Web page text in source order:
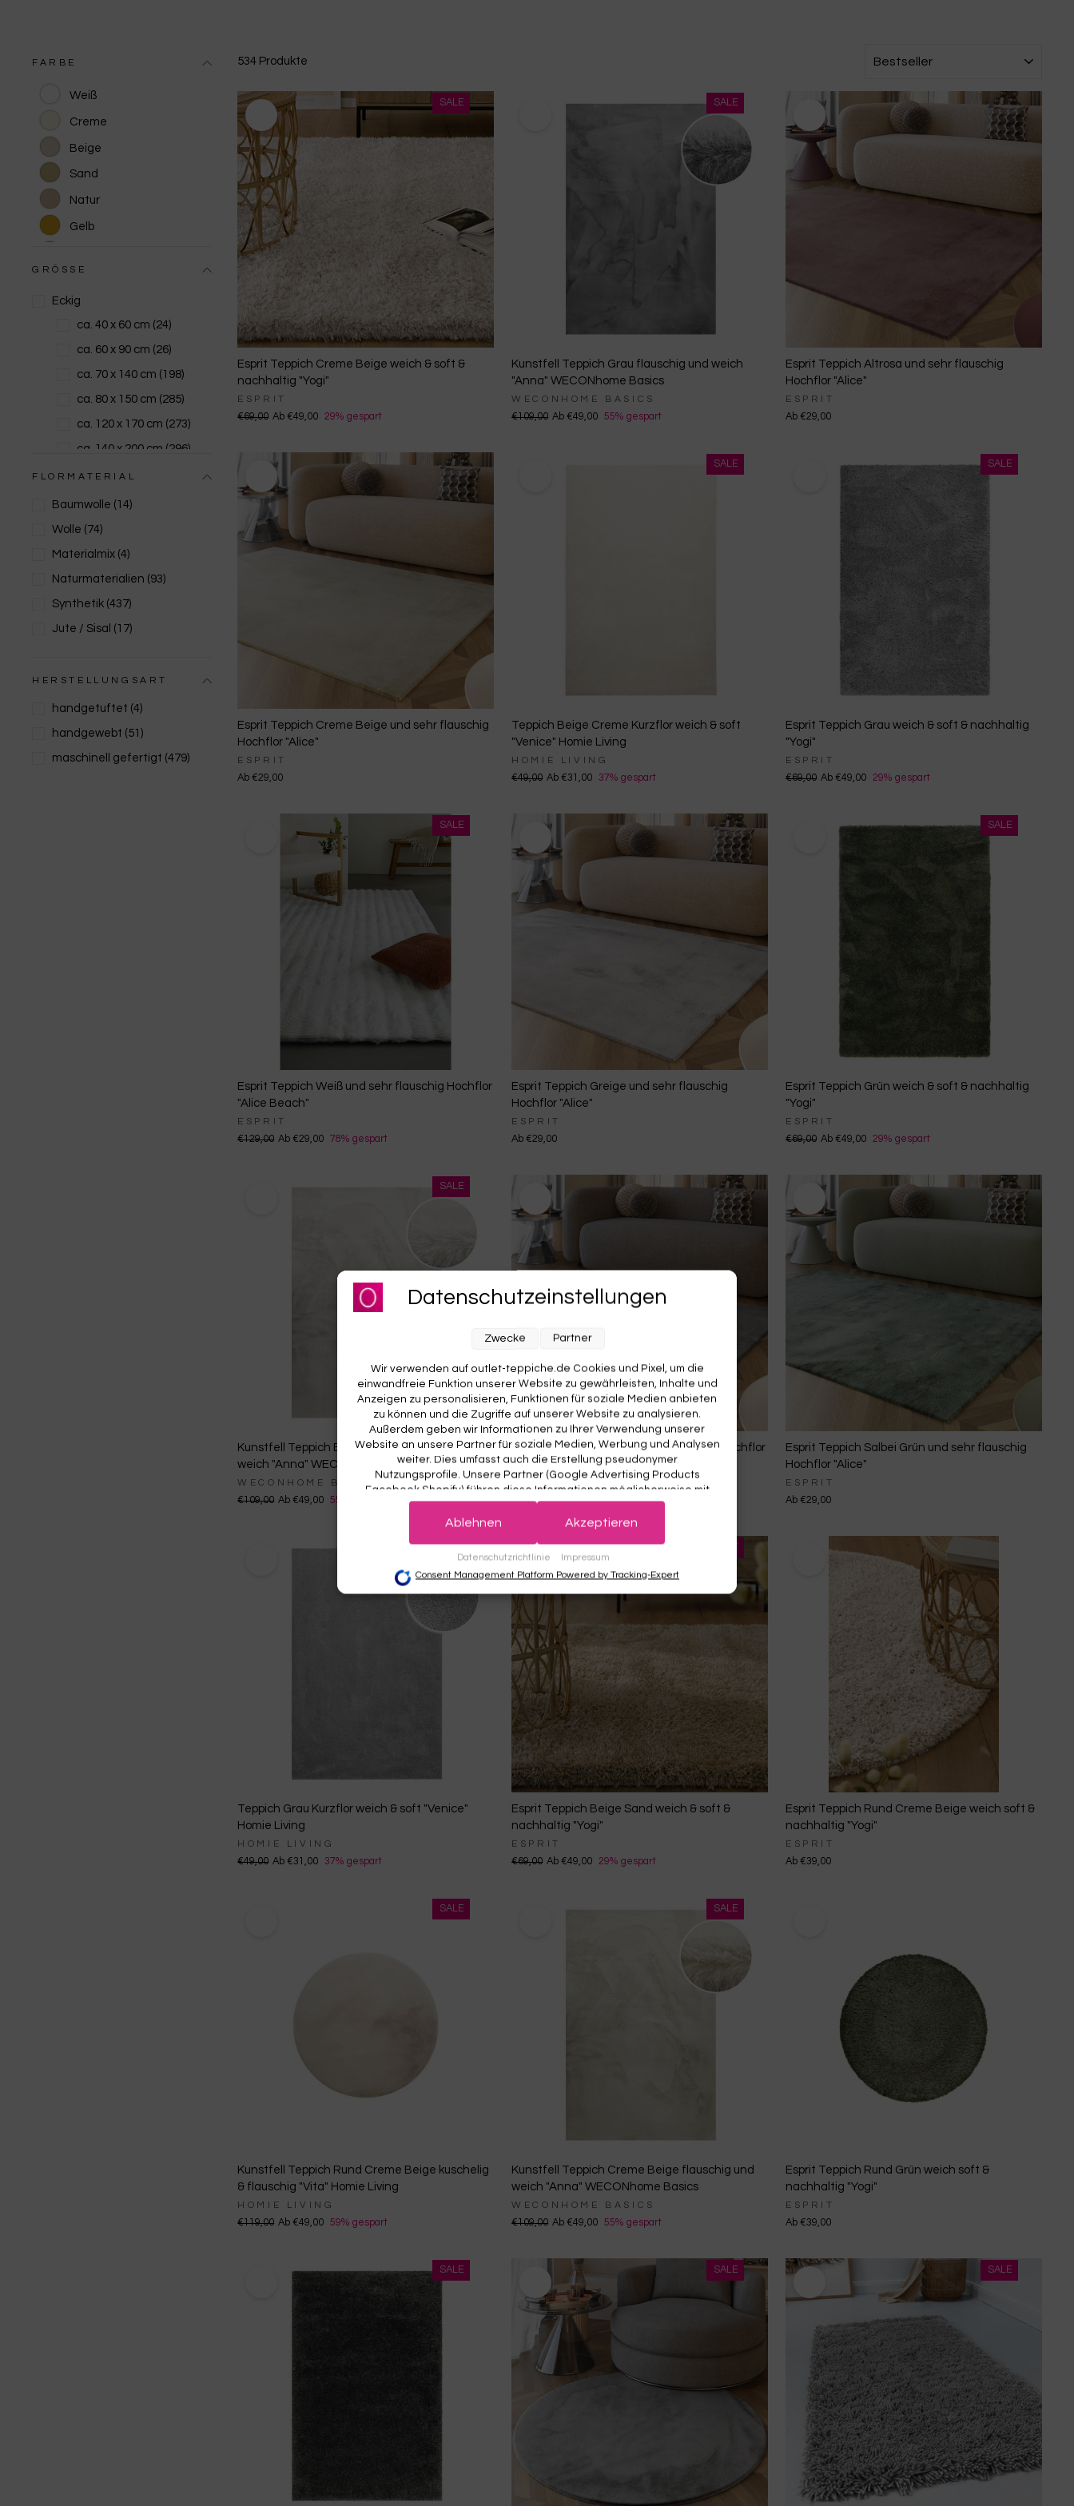
FARBE
Weiß
Creme
Beige
Sand
Natur
Gelb
Rot
Pink/Rosa
Lila
GRÖSSE
Eckig
ca. 40 x 60 cm (24)
ca. 60 x 90 cm (26)
ca. 70 x 140 cm (198)
ca. 80 x 150 cm (285)
ca. 120 x 170 cm (273)
ca. 140 x 200 cm (296)
ca. 160 x 230 cm
ca. 200 x 300 cm
ca. 250 x 350 cm
ca. 300 x 400 cm
Rund (142)
Läufer (67)
Quadratisch(115)
FLORMATERIAL
Baumwolle (14)
Wolle (74)
Materialmix (4)
Naturmaterialien (93)
Synthetik (437)
Jute / Sisal (17)
HERSTELLUNGSART
handgetuftet (4)
handgewebt (51)
maschinell gefertigt (479)
534 Produkte
Esprit Teppich Creme Beige weich & soft &
nachhaltig "Yogi"
ESPRIT
€69,00 Ab €49,00 29% gespart
Kunstfell Teppich Grau flauschig und weich
"Anna" WECONhome Basics
WECONHOME BASICS
€109,00 Ab €49,00 55% gespart
Esprit Teppich Altrosa und sehr flauschig
Hochflor "Alice"
ESPRIT
Ab €29,00
Esprit Teppich Creme Beige und sehr flauschig
Hochflor "Alice"
ESPRIT
Ab €29,00
Teppich Beige Creme Kurzflor weich & soft
"Venice" Homie Living
HOMIE LIVING
€49,00 Ab €31,00 37% gespart
Esprit Teppich Grau weich & soft & nachhaltig
"Yogi"
ESPRIT
€69,00 Ab €49,00 29% gespart
Esprit Teppich Weiß und sehr flauschig Hochflor
"Alice Beach"
ESPRIT
€129,00 Ab €29,00 78% gespart
Esprit Teppich Greige und sehr flauschig
Hochflor "Alice"
ESPRIT
Ab €29,00
Esprit Teppich Grün weich & soft & nachhaltig
"Yogi"
ESPRIT
€69,00 Ab €49,00 29% gespart
Kunstfell Teppich Beige Grau flauschig und
weich "Anna" WECONhome Basics
WECONHOME BASICS
€109,00 Ab €49,00 55% gespart
Esprit Teppich Grau und sehr flauschig Hochflor
"Alice"
ESPRIT
Ab €29,00
Esprit Teppich Salbei Grün und sehr flauschig
Hochflor "Alice"
ESPRIT
Ab €29,00
Teppich Grau Kurzflor weich & soft "Venice"
Homie Living
HOMIE LIVING
€49,00 Ab €31,00 37% gespart
Esprit Teppich Beige Sand weich & soft &
nachhaltig "Yogi"
ESPRIT
€69,00 Ab €49,00 29% gespart
Esprit Teppich Rund Creme Beige weich soft &
nachhaltig "Yogi"
ESPRIT
Ab €39,00
Kunstfell Teppich Rund Creme Beige kuschelig
& flauschig "Vita" Homie Living
HOMIE LIVING
€119,00 Ab €49,00 59% gespart
Kunstfell Teppich Creme Beige flauschig und
weich "Anna" WECONhome Basics
WECONHOME BASICS
€109,00 Ab €49,00 55% gespart
Esprit Teppich Rund Grün weich soft &
nachhaltig "Yogi"
ESPRIT
Ab €39,00
Datenschutzeinstellungen
Wir verwenden auf outlet-teppiche.de Cookies und Pixel, um die
einwandfreie Funktion unserer Website zu gewährleisten, Inhalte und
Anzeigen zu personalisieren, Funktionen für soziale Medien anbieten
zu können und die Zugriffe auf unserer Website zu analysieren.
Außerdem geben wir Informationen zu Ihrer Verwendung unserer
Website an unsere Partner für soziale Medien, Werbung und Analysen
weiter. Dies umfasst auch die Erstellung pseudonymer
Nutzungsprofile. Unsere Partner (Google Advertising Products
Facebook Shopify) führen diese Informationen möglicherweise mit
weiteren Daten zusammen, die Sie ihnen bereitgestellt haben (bspw.
anhand eines persönlichen Accounts) oder welche sie im Rahmen
können Sie jederzeit widerrufen, indem Sie auf den Datenschutz-
Button links unten klicken und dort die entsprechenden Anpassungen
vornehmen.
Zwecke der Datenverarbeitung durch unsere Partner:
Speichern von oder Zugriff auf Informationen auf einem Endgerät
Verwendung reduzierter Daten zur Auswahl von Werbeanzeigen
Erstellung von Profilen für personalisierte Werbung
Verwendung von Profilen zur Auswahl personalisierter Werbung
Erstellung von Profilen zur Personalisierung von Inhalten
Verwendung von Profilen zur Auswahl personalisierter Inhalte
Messung der Performance von Inhalten
Analyse von Zielgruppen durch Statistiken oder Kombinationen von Daten aus
verschiedenen Quellen
Verwendung reduzierter Daten zur Auswahl von Inhalten
Datenschutzrichtlinie Impressum
Zwecke Partner
Ablehnen Akzeptieren
Consent Management Platform Powered by Tracking-Expert